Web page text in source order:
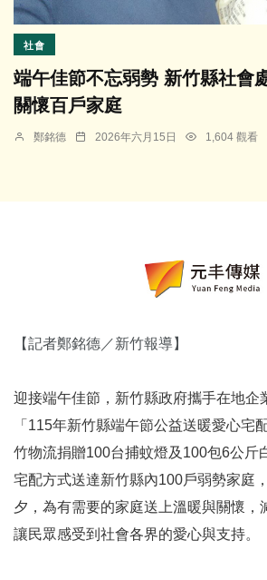
社會
端午佳節不忘弱勢 新竹縣社會
關懷百戶家庭
鄭銘德 2026年六月15日 1,604 觀看
【記者鄭銘德／新竹報導】
迎接端午佳節，新竹縣政府攜手在地企
「115年新竹縣端午節公益送暖愛心宅
竹物流捐贈100台捕蚊燈及100包6公斤
宅配方式送達新竹縣內100戶弱勢家庭
夕，為有需要的家庭送上溫暖與關懷，
讓民眾感受到社會各界的愛心與支持。